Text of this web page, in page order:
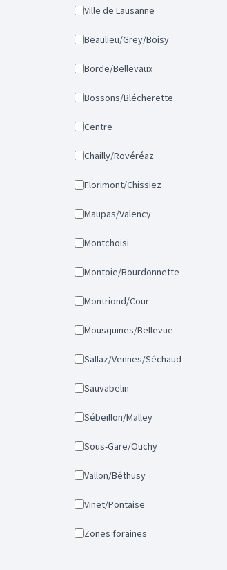
Ville de Lausanne
Beaulieu/Grey/Boisy
Borde/Bellevaux
Bossons/Blécherette
Centre
Chailly/Rovéréaz
Florimont/Chissiez
Maupas/Valency
Montchoisi
Montoie/Bourdonnette
Montriond/Cour
Mousquines/Bellevue
Sallaz/Vennes/Séchaud
Sauvabelin
Sébeillon/Malley
Sous-Gare/Ouchy
Vallon/Béthusy
Vinet/Pontaise
Zones foraines